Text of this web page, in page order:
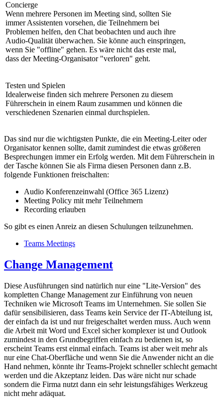
Concierge
Wenn mehrere Personen im Meeting sind, sollten Sie
immer Assistenten vorsehen, die Teilnehmern bei
Problemen helfen, den Chat beobachten und auch ihre
Audio-Qualität überwachen. Sie könne auch einspringen,
wenn Sie "offline" gehen. Es wäre nicht das erste mal,
dass der Meeting-Organisator "verloren" geht.
Testen und Spielen
Idealerweise finden sich mehrere Personen zu diesem
Führerschein in einem Raum zusammen und können die
verschiedenen Szenarien einmal durchspielen.
Das sind nur die wichtigsten Punkte, die ein Meeting-Leiter oder
Organisator kennen sollte, damit zumindest die etwas größeren
Besprechungen immer ein Erfolg werden. Mit dem Führerschein in
der Tasche können Sie als Firma diesen Personen dann z.B.
folgende Funktionen freischalten:
Audio Konferenzeinwahl (Office 365 Lizenz)
Meeting Policy mit mehr Teilnehmern
Recording erlauben
So gibt es einen Anreiz an diesen Schulungen teilzunehmen.
Teams Meetings
Change Management
Diese Ausführungen sind natürlich nur eine "Lite-Version" des
kompletten Change Management zur Einführung von neuen
Techniken wie Microsoft Teams im Unternehmen. Sie sollen Sie
dafür sensibilisieren, dass Teams kein Service der IT-Abteilung ist,
der einfach da ist und nur freigeschaltet werden muss. Auch wenn
die Arbeit mit Word und Excel sicher komplexer ist und Outlook
zumindest in den Grundbegriffen einfach zu bedienen ist, so
erscheint Teams erst einmal einfach. Teams ist aber weit mehr als
nur eine Chat-Oberfläche und wenn Sie die Anwender nicht an die
Hand nehmen, könnte ihr Teams-Projekt schneller schlecht gemacht
werden und die Akzeptanz leiden. Das wäre nicht nur schade
sondern die Firma nutzt dann ein sehr leistungsfähiges Werkzeug
nicht mehr adäquat.